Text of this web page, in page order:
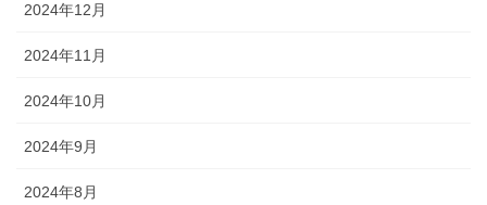
2024年12月
2024年11月
2024年10月
2024年9月
2024年8月